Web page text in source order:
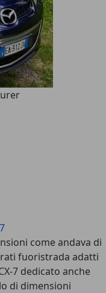
come andava di
fuoristrada adatti
7 dedicato anche
di dimensioni